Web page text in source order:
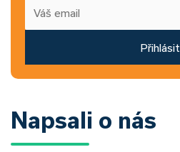
Přihlásit
Napsali o nás